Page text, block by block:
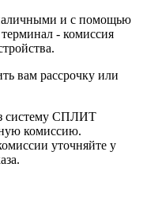
и с помощью
- комиссия
вам рассрочку или
систему СПЛИТ
комиссию.
уточняйте у